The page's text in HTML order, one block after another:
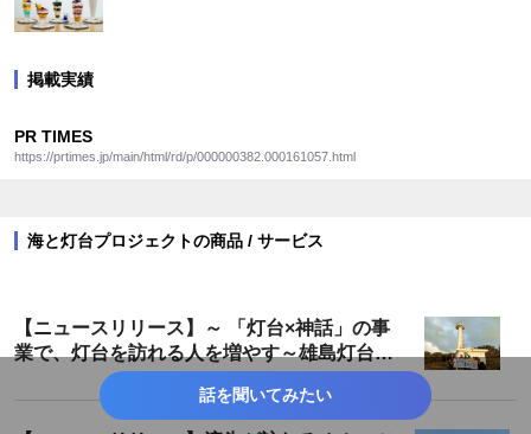
掲載実績
PR TIMES
https://prtimes.jp/main/html/rd/p/000000382.000161057.html
海と灯台プロジェクトの商品 / サービス
【ニュースリリース】～ 「灯台×神話」の事
業で、灯台を訪れる人を増やす～雄島灯台散
策ツアーが遂に完成！
話を聞いてみたい